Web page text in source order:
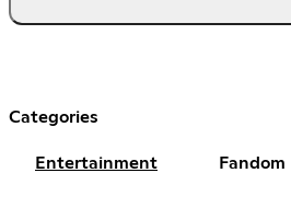
Categories
Entertainment Fandom